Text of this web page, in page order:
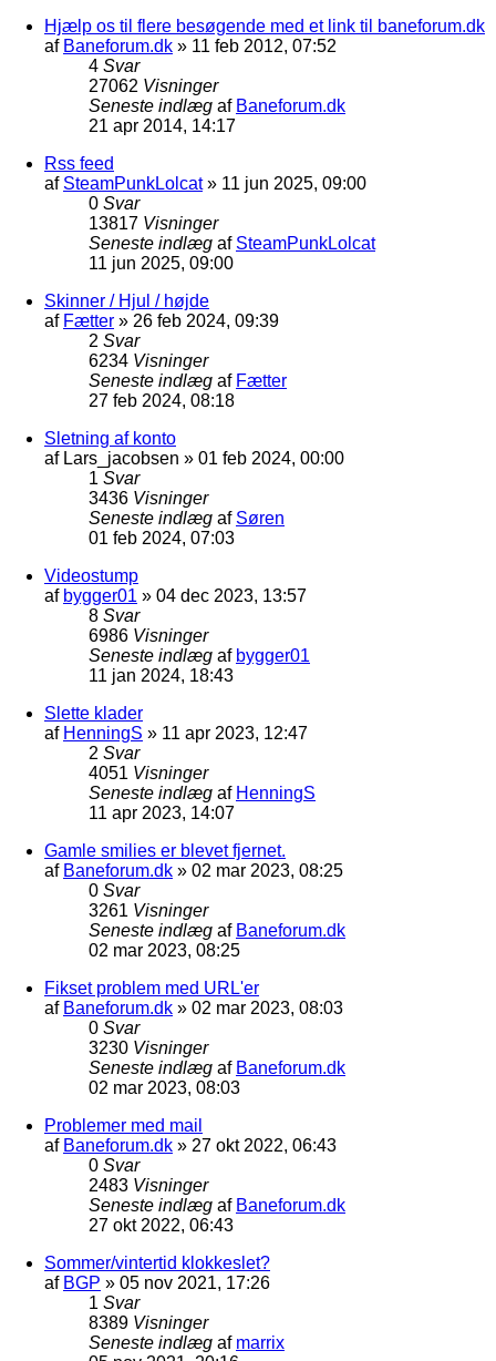
Hjælp os til flere besøgende med et link til baneforum.dk
af Baneforum.dk » 11 feb 2012, 07:52
4 Svar
27062 Visninger
Seneste indlæg af Baneforum.dk
21 apr 2014, 14:17
Rss feed
af SteamPunkLolcat» 11 jun 2025, 09:00
0 Svar
13817 Visninger
Seneste indlæg af SteamPunkLolcat
11 jun 2025, 09:00
Skinner / Hjul / højde
af Fætter » 26 feb 2024, 09:39
2 Svar
6234 Visninger
Seneste indlæg af Fætter
27 feb 2024, 08:18
Sletning af konto
af Lars_jacobsen » 01 feb 2024, 00:00
1 Svar
3436 Visninger
Seneste indlæg af Søren
01 feb 2024, 07:03
Videostump
af bygger01 » 04 dec 2023, 13:57
8 Svar
6986 Visninger
Seneste indlæg af bygger01
11 jan 2024, 18:43
Slette klader
af HenningS » 11 apr 2023, 12:47
2 Svar
4051 Visninger
Seneste indlæg af HenningS
11 apr 2023, 14:07
Gamle smilies er blevet fjernet.
af Baneforum.dk » 02 mar 2023, 08:25
0 Svar
3261 Visninger
Seneste indlæg af Baneforum.dk
02 mar 2023, 08:25
Fikset problem med URL'er
af Baneforum.dk » 02 mar 2023, 08:03
0 Svar
3230 Visninger
Seneste indlæg af Baneforum.dk
02 mar 2023, 08:03
Problemer med mail
af Baneforum.dk » 27 okt 2022, 06:43
0 Svar
2483 Visninger
Seneste indlæg af Baneforum.dk
27 okt 2022, 06:43
Sommer/vintertid klokkeslet?
af BGP » 05 nov 2021, 17:26
1 Svar
8389 Visninger
Seneste indlæg af marrix